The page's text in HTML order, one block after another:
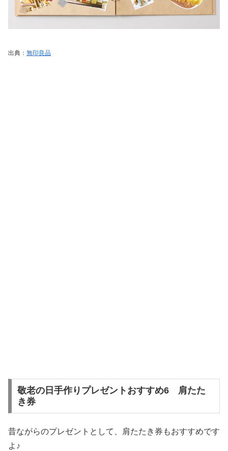
出典： 無印良品
敬老の日手作りプレゼントおすすめ6 肩たた
き券
昔ながらのプレゼントとして、肩たたき券もおすすめです
よ♪